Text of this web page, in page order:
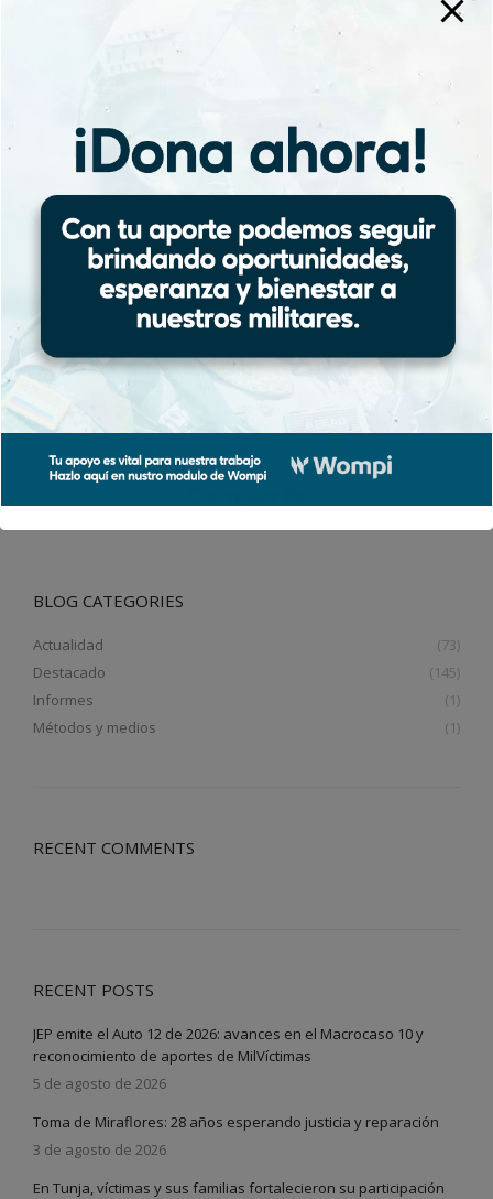
legítima dentro del Sistema Integral
de Verdad, Justicia, Reparación y No
Repetición.
Su participación en el Macrocaso 01
representa una oportunidad para
aportar a la verdad, reconocer los
daños psicosociales derivados del
secuestro y contribuir a una memoria
más completa del conflicto armado
en Colombia.
BLOG CATEGORIES
Actualidad
(73)
Destacado
(145)
Informes
(1)
Métodos y medios
(1)
RECENT COMMENTS
RECENT POSTS
JEP emite el Auto 12 de 2026: avances en el Macrocaso 10 y
reconocimiento de aportes de MilVíctimas
5 de agosto de 2026
Toma de Miraflores: 28 años esperando justicia y reparación
3 de agosto de 2026
En Tunja, víctimas y sus familias fortalecieron su participación